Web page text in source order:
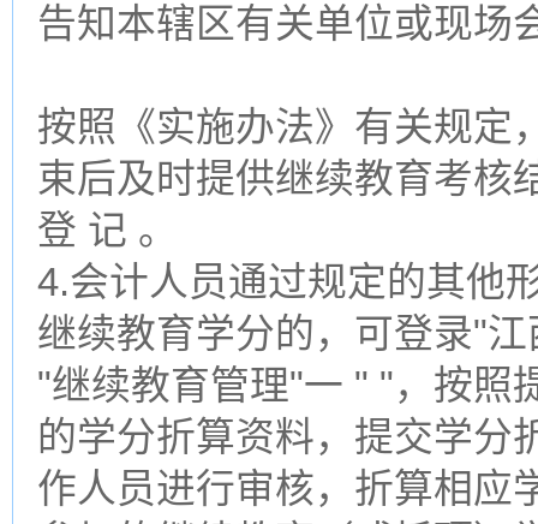
告知本辖区有关单位或现场
按照《实施办法》有关规定
束后及时提供继续教育考核
登 记 。
4.会计人员通过规定的其他
继续教育学分的，可登录"
"继续教育管理"一 " "，按照
的学分折算资料，提交学分
作人员进行审核，折算相应